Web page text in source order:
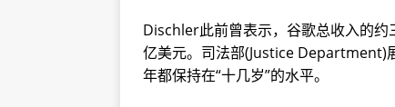
Dischler此前曾表示，谷歌总收入的
亿美元。司法部(Justice Department)
年都保持在“十几岁”的水平。